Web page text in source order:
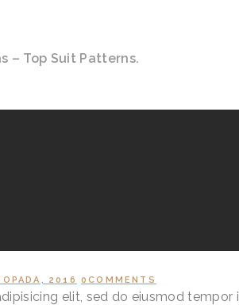
– Top Suit Patterns.
2016 0COMMENTS
elit, sed do eiusmod